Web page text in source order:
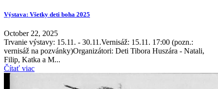
Výstava: Všetky deti boha 2025
October 22, 2025
Trvanie výstavy: 15.11. - 30.11.Vernisáž: 15.11. 17:00 (pozn.:
vernisáž na pozvánky)Organizátori: Deti Tibora Huszára - Natali,
Filip, Katka a M...
Čítať viac